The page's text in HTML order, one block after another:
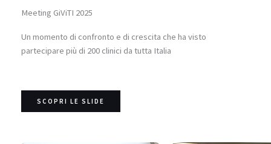
Meeting GiViTI 2025
Un momento di confronto e di crescita che ha visto
partecipare più di 200 clinici da tutta Italia
SCOPRI LE SLIDE